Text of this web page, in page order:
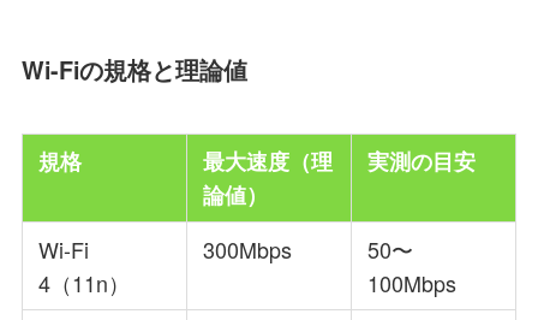
Wi-Fiの規格と理論値
規格
最大速度（理
論値）
実測の目安
Wi-Fi
4（11n）
300Mbps
50〜
100Mbps